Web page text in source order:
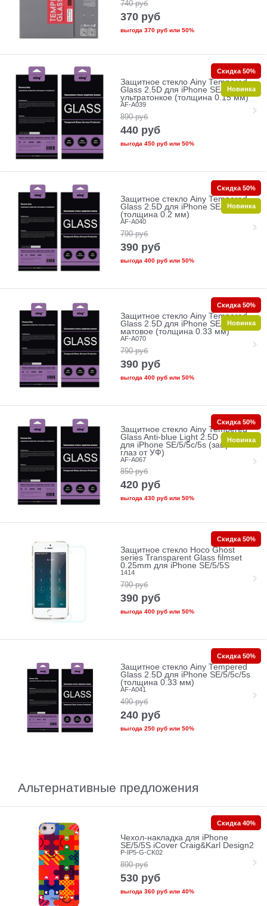
740 руб
370 руб
выгода 370 рубили 50%
Защитное стекло Ainy Tempered
Glass 2.5D для iPhone SE/5/5c/5s
ультратонкое (толщина 0.15 мм)
AF-A039
890 руб
440 руб
выгода 450 рубили 50%
Скидка 50%
Новинка
Защитное стекло Ainy Tempered
Glass 2.5D для iPhone SE/5/5c/5s
(толщина 0.2 мм)
AF-A040
790 руб
390 руб
выгода 400 рубили 50%
Скидка 50%
Новинка
Защитное стекло Ainy Tempered
Glass 2.5D для iPhone SE/5/5c/5s
матовое (толщина 0.33 мм)
AF-A070
790 руб
390 руб
выгода 400 рубили 50%
Скидка 50%
Новинка
Защитное стекло Ainy Tempered
Glass Anti-blue Light 2.5D 0.33mm
для iPhone SE/5/5c/5s (защита
глаз от УФ)
AF-A067
850 руб
420 руб
выгода 430 рубили 50%
Скидка 50%
Новинка
Защитное стекло Hoco Ghost
series Transparent Glass filmset
0.25mm для iPhone SE/5/5S
1414
790 руб
390 руб
выгода 400 рубили 50%
Скидка 50%
Защитное стекло Ainy Tempered
Glass 2.5D для iPhone SE/5/5c/5s
(толщина 0.33 мм)
AF-A041
490 руб
240 руб
выгода 250 рубили 50%
Скидка 50%
Альтернативные предложения
Чехол-накладка для iPhone
SE/5/5S iCover Craig&Karl Design2
P-IP5-G-CK02
890 руб
530 руб
выгода 360 рубили 40%
Скидка 40%